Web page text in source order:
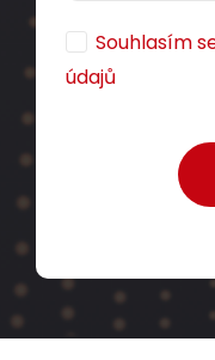
Souhlasím
údajů